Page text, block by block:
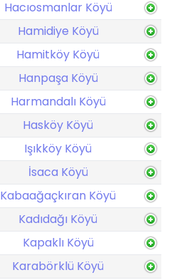
Hacıosmanlar Köyü
Hamidiye Köyü
Hamitköy Köyü
Hanpaşa Köyü
Harmandalı Köyü
Hasköy Köyü
Işıkköy Köyü
İsaca Köyü
Kabaağaçkıran Köyü
Kadıdağı Köyü
Kapaklı Köyü
Karabörklü Köyü